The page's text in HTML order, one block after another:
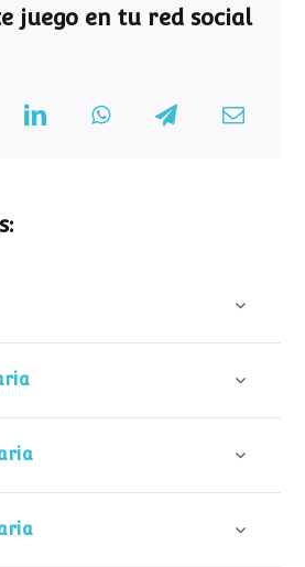
juego en tu red social